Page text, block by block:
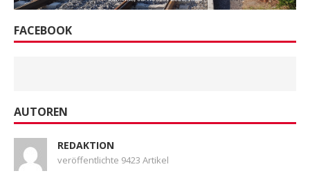
FACEBOOK
AUTOREN
REDAKTION
veröffentlichte 9423 Artikel